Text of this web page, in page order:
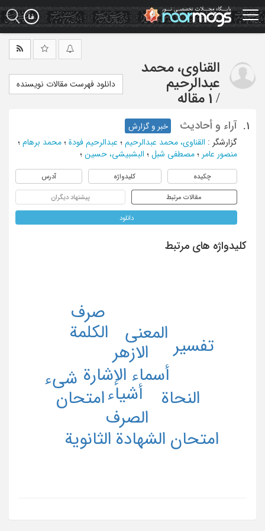
Skip
to
main
القناوی، محمد
عبدالرحیم
/ 1 مقاله
دانلود فهرست مقالات نویسنده
1. آراء و أحادیث
خبر و گزارش
گزارشگر : القناوی، محمد عبدالرحیم ؛ عبدالرحیم فودة ؛ محمد برهام ؛
منصور عامر ؛ مصطفی شبل ؛ البشبیشی، حسین ؛
چکیده کلیدواژه آدرس
مقالات مرتبط پیشنهاد دیگران
دانلود
کلیدواژه های مرتبط
أسماء الإشارة
أشیاء
الازهر
الصرف
المعنی
النحاة
الکلمة
امتحان
امتحان الشهادة الثانویة
تفسیر
شی‌ء
صرف